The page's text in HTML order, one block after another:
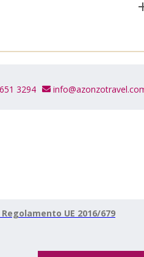
3294
UE 2016/679